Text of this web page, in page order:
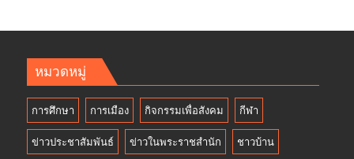
หมวดหมู่
การศึกษา การเมือง กิจกรรมเพื่อสังคม กีฬา
ข่าวประชาสัมพันธ์ ข่าวในพระราชสำนัก ชาวบ้าน